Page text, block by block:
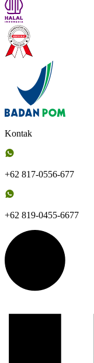
Kontak
+62 817-0556-677
+62 819-0455-6677